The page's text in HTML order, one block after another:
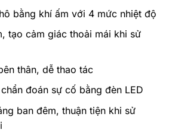
bằng khí ấm với 4 mức nhiệt độ
tạo cảm giác thoải mái khi sử
thân, dễ thao tác
đoán sự cố bằng đèn LED
ban đêm, thuận tiện khi sử